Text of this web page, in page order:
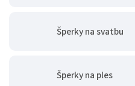
Šperky na svatbu
Šperky na ples